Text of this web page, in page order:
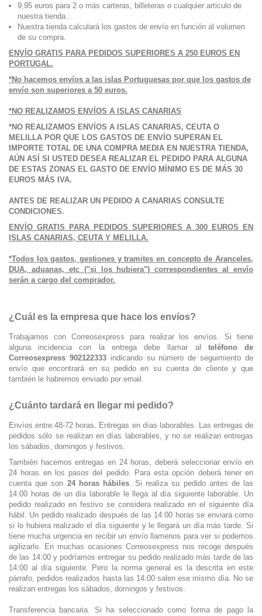
9,95 euros para 2 o más carteras, billeteras o cualquier articulo de
nuestra tienda..
Nuestra tienda calculará los gastos de envío en función al volumen
de su compra.
ENVÍO GRATIS PARA PEDIDOS SUPERIORES A 250 EUROS EN
PORTUGAL.
*No hacemos envíos a las islas Portuguesas por que los gastos de
envío son superiores a 50 euros.
*NO REALIZAMOS ENVÍOS A ISLAS CANARIAS
*NO REALIZAMOS ENVÍOS A ISLAS CANARIAS, CEUTA O
MELILLA POR QUE LOS GASTOS DE ENVÍO SUPERAN EL
IMPORTE TOTAL DE UNA COMPRA MEDIA EN NUESTRA TIENDA,
AÚN ASÍ SI USTED DESEA REALIZAR EL PEDIDO PARA ALGUNA
DE ESTAS ZONAS EL GASTO DE ENVÍO MÍNIMO ES DE MÁS 30
EUROS MÁS IVA.
ANTES DE REALIZAR UN PEDIDO A CANARIAS CONSULTE
CONDICIONES.
ENVÍO GRATIS PARA PEDIDOS SUPERIORES A 300 EUROS EN
ISLAS CANARIAS, CEUTA Y MELILLA.
*Todos los gastos, gestiones y tramites en concepto de Aranceles,
DUA, aduanas, etc ("si los hubiera") correspondientes al envío
serán a cargo del comprador.
¿Cuál es la empresa que hace los envíos?
Trabajamos con Correosexpress para realizar los envíos. Si tiene
alguna incidencia con la entrega debe llamar al teléfono de
Correosexpress 902122333indicando su número de seguimiento de
envío que encontrará en su pedido en su cuenta de cliente y que
también le habremos enviado por email.
¿Cuánto tardará en llegar mi pedido?
Envíos entre 48-72 horas. Entregas en días laborables. Las entregas de
pedidos sólo se realizan en días laborables, y no se realizan entregas
los sábados, domingos y festivos.
También hacemos entregas en 24 horas, deberá seleccionar envío en
24 horas en los pasos del pedido. Para esta opción deberá tener en
cuenta que son 24 horas hábiles. Si realiza su pedido antes de las
14:00 horas de un día laborable le llega al día siguiente laborable. Un
pedido realizado en festivo se considera realizado en el siguiente día
hábil. Un pedido realizado después de las 14:00 horas se enviará como
si lo hubiera realizado el día siguiente y le llegará un día más tarde. Si
tiene mucha urgencia en recibir un envío llamenos para ver si podemos
agilizarlo. En muchas ocasiones Correosexpress nos recoge después
de las 14:00 y podríamos entregar su pedido realizado más tarde de las
14:00 al día siguiente. Pero la norma general es la descrita en este
párrafo, pedidos realizados hasta las 14:00 salen ese mismo día. No se
realizan entregas los sábados, domingos y festivos.
Transferencia bancaria. Si ha seleccionado como forma de pago la